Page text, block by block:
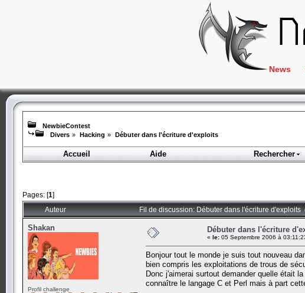
News
NewbieContest
Divers » Hacking » Débuter dans l'écriture d'exploits
Accueil
Aide Rechercher
Pages: [1]
Auteur Fil de discussion: Débuter dans l'écriture d'exploits
Shakan
Profil challenge
Débuter dans l'écriture
« le: 05 Septembre 2006 à
Bonjour tout le monde je suis tout nouveau
bien compris les exploitations de trous de
Donc j'aimerai surtout demander quelle était
connaître le langage C et Perl mais à part